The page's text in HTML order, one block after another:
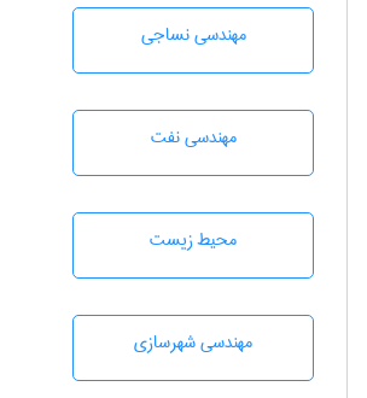
مهندسي نساجی
مهندسی نفت
محيط زيست
مهندسی شهرسازی